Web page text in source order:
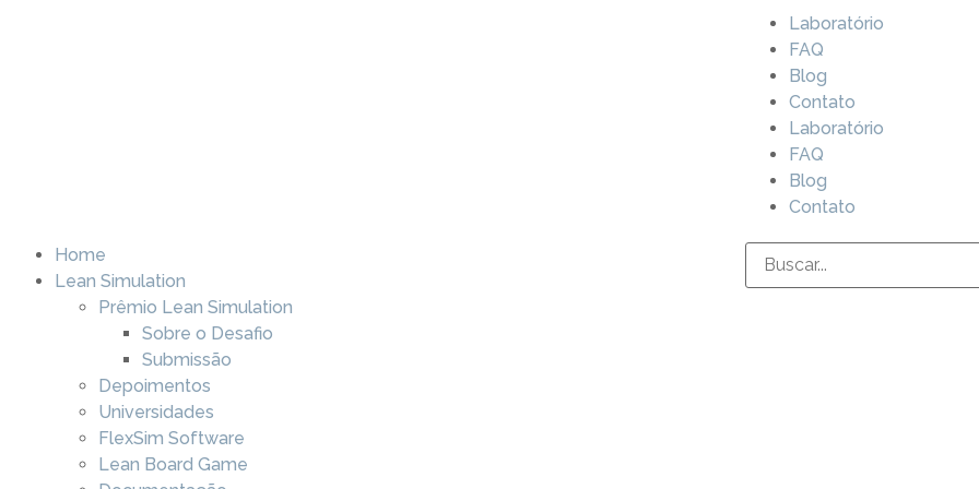
Laboratório
FAQ
Blog
Contato
Laboratório
FAQ
Blog
Contato
Home
Lean Simulation
Prêmio Lean Simulation
Sobre o Desafio
Submissão
Depoimentos
Universidades
FlexSim Software
Lean Board Game